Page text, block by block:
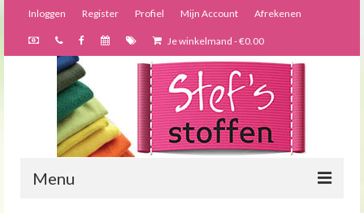
Inloggen Register Profiel Mijn Account Afrekenen
Je winkelmand -€0.00
Menu